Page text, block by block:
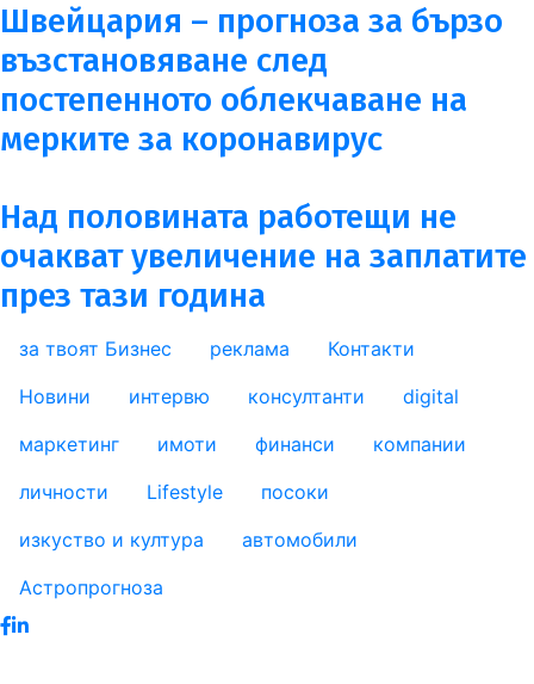
Швейцария – прогноза за бързо
възстановяване след
постепенното облекчаване на
мерките за коронавирус
Над половината работещи не
очакват увеличение на заплатите
през тази година
за твоят Бизнес реклама Контакти
footer_statii
Новини интервю консултанти
digital
маркетинг
имоти финанси
компании
личности
Lifestyle
посоки
изкуство и култура
автомобили
Астропрогноза